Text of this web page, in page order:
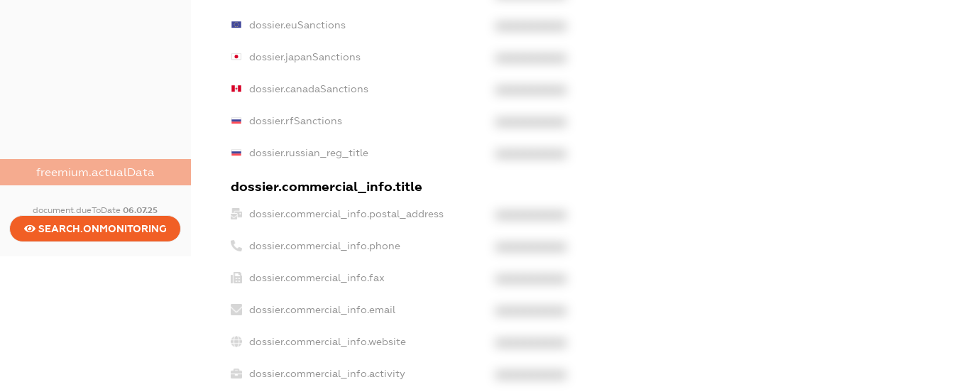
freemium.actualData
document.dueToDate06.07.25
SEARCH.ONMONITORING
dossier.euSanctions
dossier.japanSanctions
dossier.canadaSanctions
dossier.rfSanctions
dossier.russian_reg_title
dossier.commercial_info.title
dossier.commercial_info.postal_address
dossier.commercial_info.phone
dossier.commercial_info.fax
dossier.commercial_info.email
dossier.commercial_info.website
dossier.commercial_info.activity